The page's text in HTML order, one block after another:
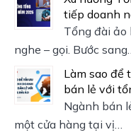
tiếp doanh
Tổng đài ảo
nghe – gọi. Bước
Làm sao để
bán lẻ với
Ngành bán
một cửa hàng tại vị…